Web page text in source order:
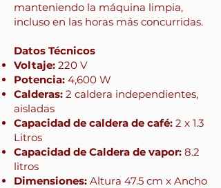
manteniendo la máquina limpia,
incluso en las horas más concurridas.
Datos Técnicos
Voltaje: 220 V
Potencia: 4,600 W
Calderas: 2 caldera independientes,
aisladas
Capacidad de caldera de café: 2 x 1.3
Litros
Capacidad de Caldera de vapor: 8.2
litros
Dimensiones: Altura 47.5 cm x Ancho